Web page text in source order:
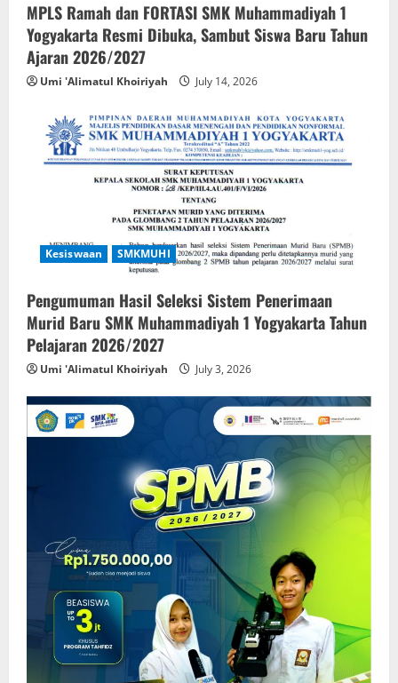
MPLS Ramah dan FORTASI SMK Muhammadiyah 1
Yogyakarta Resmi Dibuka, Sambut Siswa Baru Tahun
Ajaran 2026/2027
Umi 'Alimatul Khoiriyah July 14, 2026
Kesiswaan SMKMUHI
Pengumuman Hasil Seleksi Sistem Penerimaan
Murid Baru SMK Muhammadiyah 1 Yogyakarta Tahun
Pelajaran 2026/2027
Umi 'Alimatul Khoiriyah July 3, 2026